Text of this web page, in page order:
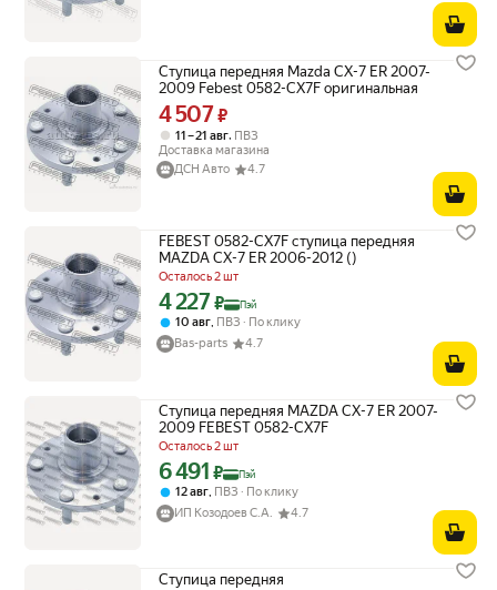
Ступица передняя Mazda CX-7 ER 2007-
2009 Febest 0582-CX7F оригинальная
Цена 4507 ₽ вместо
4 507₽
11 – 21 авг, ПВЗ
Доставка магазина
ДСН Авто
4.7
FEBEST 0582-CX7F ступица передняя
MAZDA CX-7 ER 2006-2012 ()
Осталось 2 шт
Цена с картой Яндекс Пэй 4227 ₽ вместо
4 227₽ Пэй
10 авг, ПВЗ
По клику
Bas-parts
4.7
Ступица передняя MAZDA CX-7 ER 2007-
2009 FEBEST 0582-CX7F
Осталось 2 шт
Цена с картой Яндекс Пэй 6491 ₽ вместо
6 491 ₽ Пэй
12 авг ПВЗ
По клику
ИП Козодоев С.А.
4.7
Ступица передняя